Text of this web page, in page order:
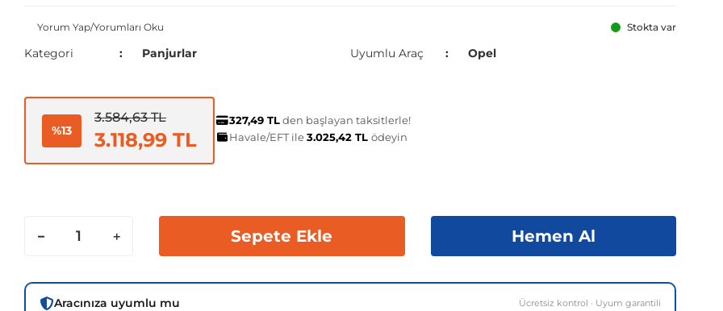
Yorum Yap/Yorumları Oku Stokta var
Kategori Panjurlar Uyumlu Araç Opel
%13
3.584,63 TL
3.118,99 TL
327,49 TLden başlayan taksitlerle!
Havale/EFT ile3.025,42 TL ödeyin
Sepete Ekle Hemen Al
Aracınıza uyumlu mu Ücretsiz kontrol · Uyum garantili